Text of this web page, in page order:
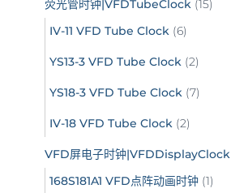
荧光管时钟|VFDTubeClock (15)
IV-11 VFD Tube Clock (6)
YS13-3 VFD Tube Clock (2)
YS18-3 VFD Tube Clock (7)
IV-18 VFD Tube Clock (2)
VFD屏电子时钟|VFDDisplayClock
168S181A1 VFD点阵动画时钟 (1)